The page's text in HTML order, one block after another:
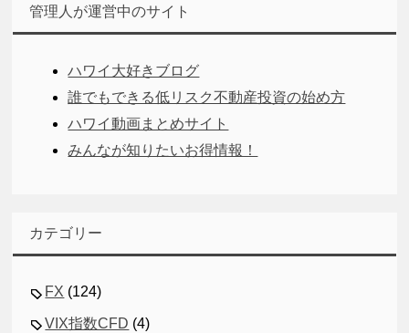
管理人が運営中のサイト
ハワイ大好きブログ
誰でもできる低リスク不動産投資の始め方
ハワイ動画まとめサイト
みんなが知りたいお得情報！
カテゴリー
FX (124)
VIX指数CFD (4)